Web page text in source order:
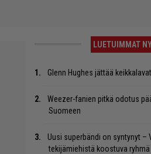
LUETUIMMAT
Glenn Hughes jättää
Weezer-fanien pitkä odotus
Suomeen
Uusi superbändi on syntynyt –
tekijämiehistä koostuva